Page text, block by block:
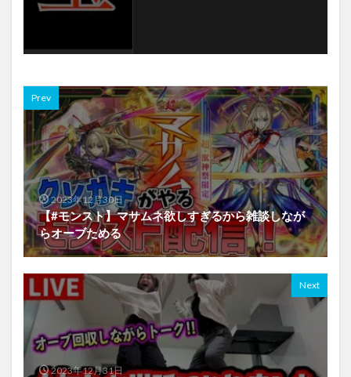
Prev
2023年12月30日
【#モンスト】マサムネ欲しすぎるから雑談しなが
らオーブためる
Next
2023年12月31日